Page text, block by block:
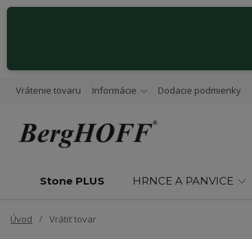
Vrátenie tovaru Informácie Dodacie podmienky
Stone PLUS HRNCE A PANVICE
Úvod Vrátiť tovar